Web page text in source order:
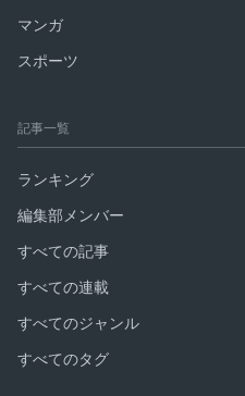
マンガ
スポーツ
記事一覧
ランキング
編集部メンバー
すべての記事
すべての連載
すべてのジャンル
すべてのタグ